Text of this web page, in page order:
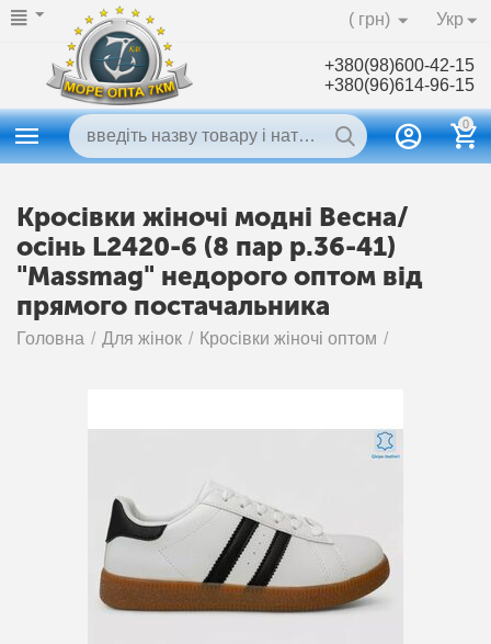
Укр
( грн)
+380(98)600-42-15
+380(96)614-96-15
0
Кросівки жіночі модні Весна/
осінь L2420-6 (8 пар р.36-41)
"Massmag" недорого оптом від
прямого постачальника
Головна / Для жінок / Кросівки жіночі оптом /